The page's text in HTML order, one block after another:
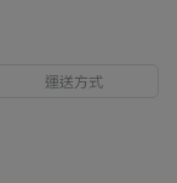
運送方式